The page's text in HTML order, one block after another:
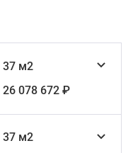
37 м2
26 078 672 ₽
37 м2